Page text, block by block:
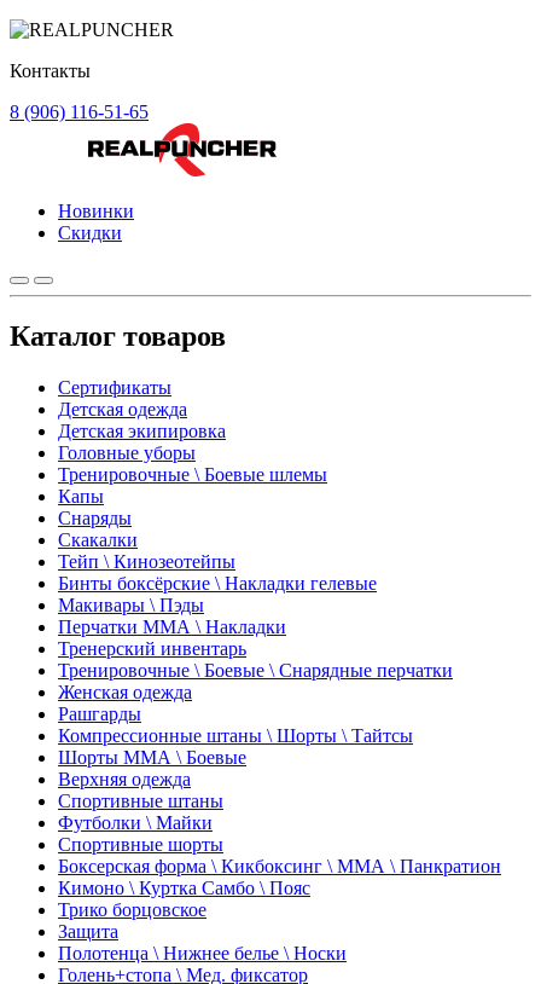
Контакты
8 (906) 116-51-65
Новинки
Скидки
Каталог товаров
Сертификаты
Детская одежда
Детская экипировка
Головные уборы
Тренировочные \ Боевые шлемы
Капы
Снаряды
Скакалки
Тейп \ Кинозеотейпы
Бинты боксёрские \ Накладки гелевые
Макивары \ Пэды
Перчатки ММА \ Накладки
Тренерский инвентарь
Тренировочные \ Боевые \ Снарядные перчатки
Женская одежда
Рашгарды
Компрессионные штаны \ Шорты \ Тайтсы
Шорты ММА \ Боевые
Верхняя одежда
Спортивные штаны
Футболки \ Майки
Спортивные шорты
Боксерская форма \ Кикбоксинг \ ММА \ Панкратион
Кимоно \ Куртка Самбо \ Пояс
Трико борцовское
Защита
Полотенца \ Нижнее белье \ Носки
Голень+стопа \ Мед. фиксатор